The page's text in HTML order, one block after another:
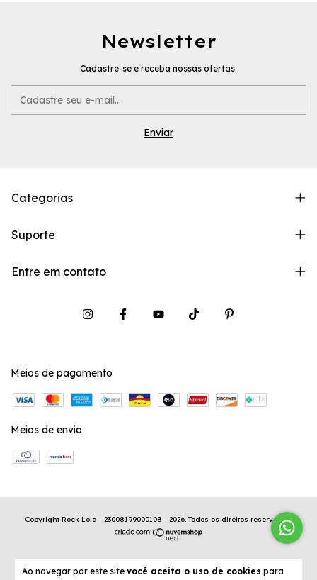
Ao navegar por este site você aceita o uso de cookies para
Newsletter
Cadastre-se e receba nossas ofertas.
Categorias
Suporte
Entre em contato
Meios de pagamento
Meios de envio
Copyright Rock Lola - 23008199000108 - 2026. Todos os direitos reservados.